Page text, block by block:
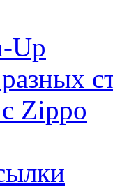
Up
Zippo